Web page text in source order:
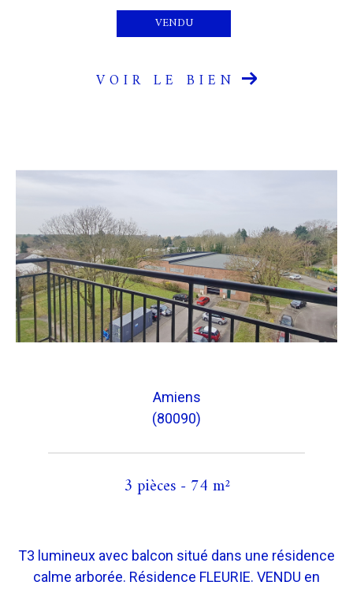
VENDU
VOIR LE BIEN
Amiens
(80090)
3 pièces - 74 m²
T3 lumineux avec balcon situé dans une résidence
calme arborée. Résidence FLEURIE. VENDU en